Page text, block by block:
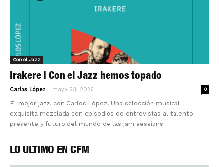
Con el Jazz
Irakere I Con el Jazz hemos topado
Carlos López - mayo 23, 2026 0
El mejor jazz, con Carlos López. Una selección musical
exquisita mezclada con episodios de entrevistas al talento
presente y futuro del mundo de las jam sessions
LO ÚLTIMO EN CFM